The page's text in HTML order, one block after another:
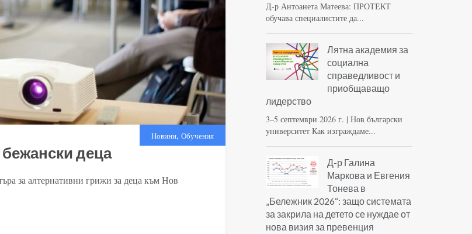
Новини, Обучения
деца
за алтернативни грижи за деца към Нов
Д-р Антоанета Матеева: ПРОТЕКТ
обучава специалистите да...
Лятна академия за
социална
справедливост и
приобщаващо
лидерство
3–5 септември 2026 г. | Нов български
университет Как изграждаме...
Д-р Галина
Маркова и Евгения
Тонева в
„Бележник 2026“: защо системата
за закрила на детето се нуждае от
нова визия за превенция